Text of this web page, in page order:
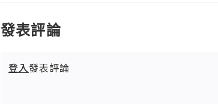
發表評論
登入發表評論